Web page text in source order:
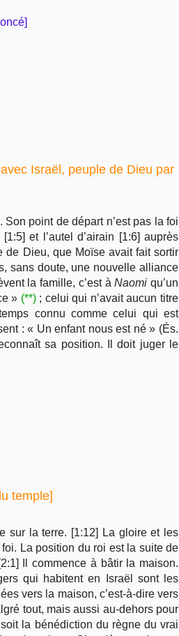
Israël, peuple de Dieu par
point de départ n’est pas la foi
et l’autel d’airain [1:6] auprès
de Dieu, que Moïse avait fait sortir
sans doute, une nouvelle alliance
la famille, c’est àNaomiqu’un
» (**); celui qui n’avait aucun titre
connu comme celui qui est
: « Un enfant nous est né » (És.
sa position. Il doit juger le
temple]
sur la terre. [1:12] La gloire et les
La position du roi est la suite de
Il commence à bâtir la maison.
qui habitent en Israël sont les
vers la maison, c’est-à-dire vers
tout, mais aussi au-dehors pour
la bénédiction du règne du vrai